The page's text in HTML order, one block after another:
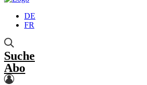
DE
FR
Suche
Abo